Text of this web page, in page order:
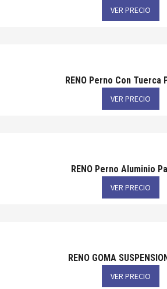
VER PRECIO
RENO Perno Con Tuerca
VER PRECIO
RENO Perno Aluminio
VER PRECIO
RENO GOMA
VER PRECIO